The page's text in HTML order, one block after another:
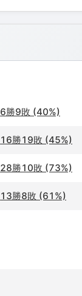
6勝9敗 (40%)
16勝19敗 (45%)
28勝10敗 (73%)
13勝8敗 (61%)